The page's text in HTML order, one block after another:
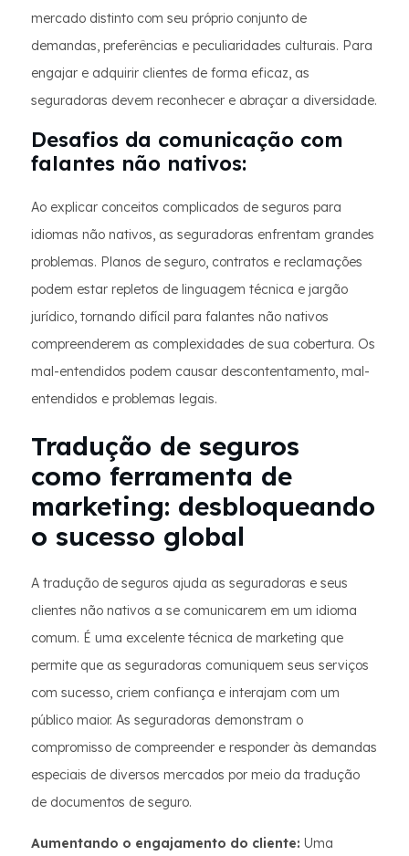
mercado distinto com seu próprio conjunto de
demandas, preferências e peculiaridades culturais. Para
engajar e adquirir clientes de forma eficaz, as
seguradoras devem reconhecer e abraçar a diversidade.
Desafios da comunicação com
falantes não nativos:
Ao explicar conceitos complicados de seguros para
idiomas não nativos, as seguradoras enfrentam grandes
problemas. Planos de seguro, contratos e reclamações
podem estar repletos de linguagem técnica e jargão
jurídico, tornando difícil para falantes não nativos
compreenderem as complexidades de sua cobertura. Os
mal-entendidos podem causar descontentamento, mal-
entendidos e problemas legais.
Tradução de seguros
como ferramenta de
marketing: desbloqueando
o sucesso global
A tradução de seguros ajuda as seguradoras e seus
clientes não nativos a se comunicarem em um idioma
comum. É uma excelente técnica de marketing que
permite que as seguradoras comuniquem seus serviços
com sucesso, criem confiança e interajam com um
público maior. As seguradoras demonstram o
compromisso de compreender e responder às demandas
especiais de diversos mercados por meio da tradução
de documentos de seguro.
Aumentando o engajamento do cliente: Uma